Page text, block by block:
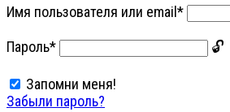
Имя пользователя или email *
Пароль*
Запомни меня!
Забыли пароль?